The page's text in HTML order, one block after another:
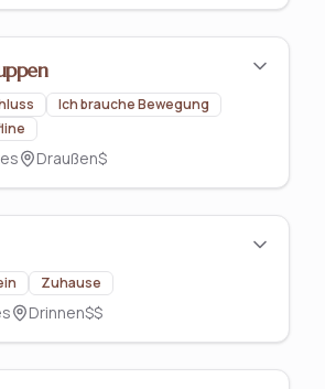
Ich brauche Bewegung
Draußen$
Zuhause
Drinnen$$